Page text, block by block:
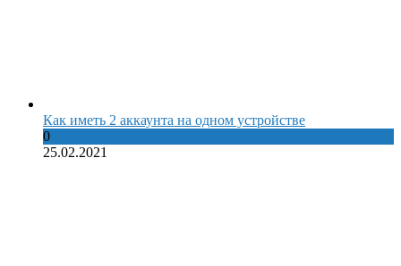
Как иметь 2 аккаунта на одном устройстве
0
25.02.2021